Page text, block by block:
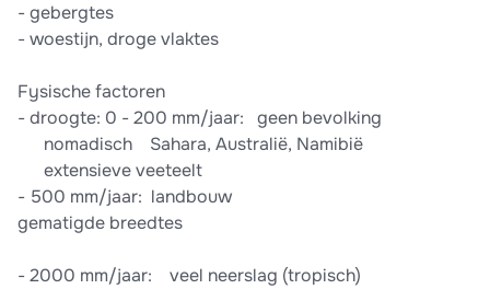
-​ gebergtes
-​ woestijn, droge vlaktes
Fysische factoren
-​ droogte: 0 - 200 mm/jaar: ​ ​ geen bevolking
​ ​ ​ ​ ​ ​ nomadisch​ ​ ​ ​ Sahara, Australië, Namibië
​ ​ ​ ​ ​ ​ extensieve veeteelt
-​ 500 mm/jaar: ​ landbouw
gematigde breedtes
-​ 2000 mm/jaar: ​ ​ ​ veel neerslag (tropisch)